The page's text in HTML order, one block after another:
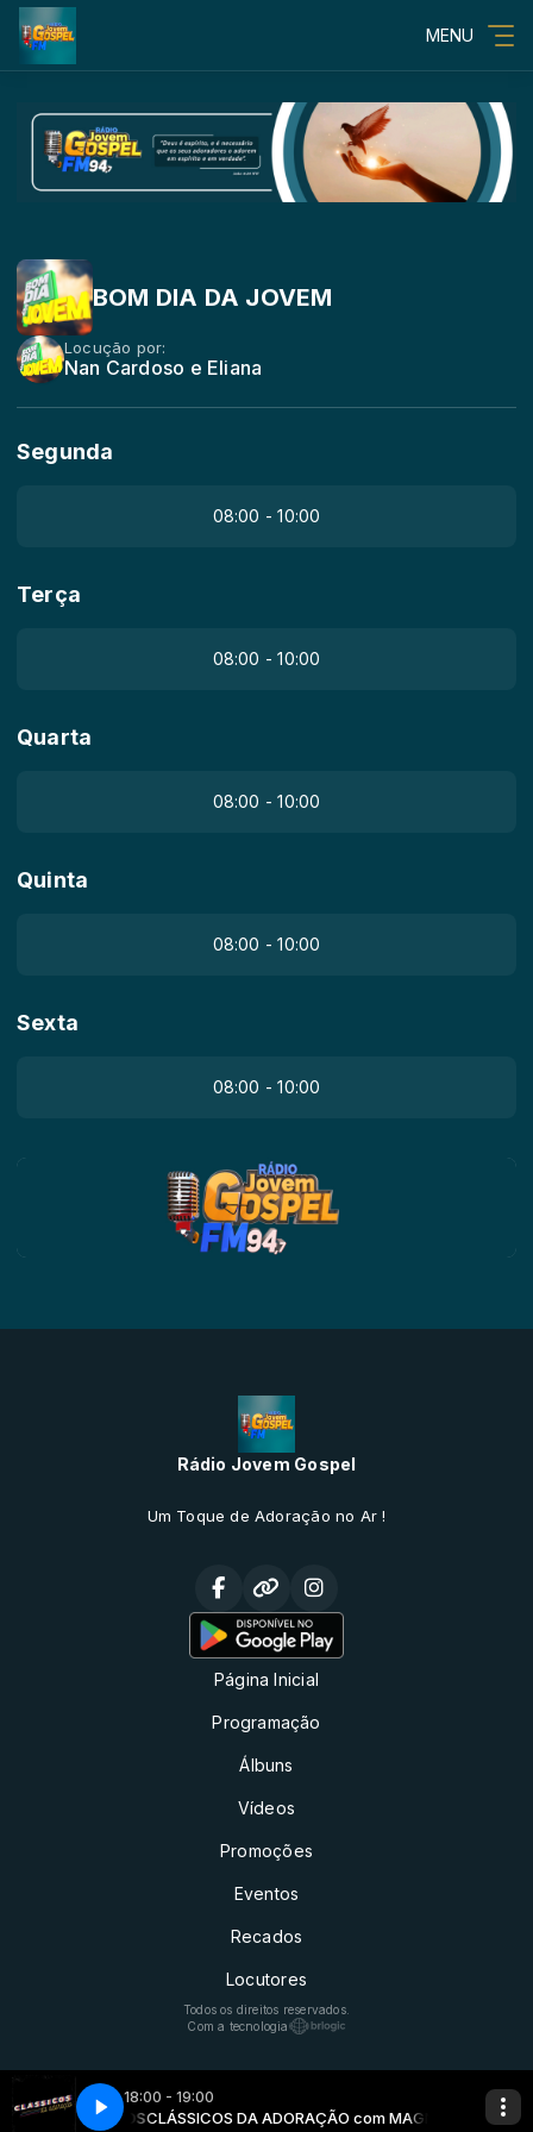
18:00 - 19:00
MEDEIROSCLÁSSICOS DA ADORAÇÃO com MAGNO MEDEIROS
DO BRASIL A VOZ DO BRASIL com VOZ DO BRASIL
MENU
BOM DIA DA JOVEM
Locução por:
Nan Cardoso e Eliana
Segunda
08:00 - 10:00
Terça
08:00 - 10:00
Quarta
08:00 - 10:00
Quinta
08:00 - 10:00
Sexta
08:00 - 10:00
Rádio Jovem Gospel
Um Toque de Adoração no Ar !
Página Inicial
Programação
Álbuns
Vídeos
Promoções
Eventos
Recados
Locutores
Todos os direitos reservados.
Com a tecnologia